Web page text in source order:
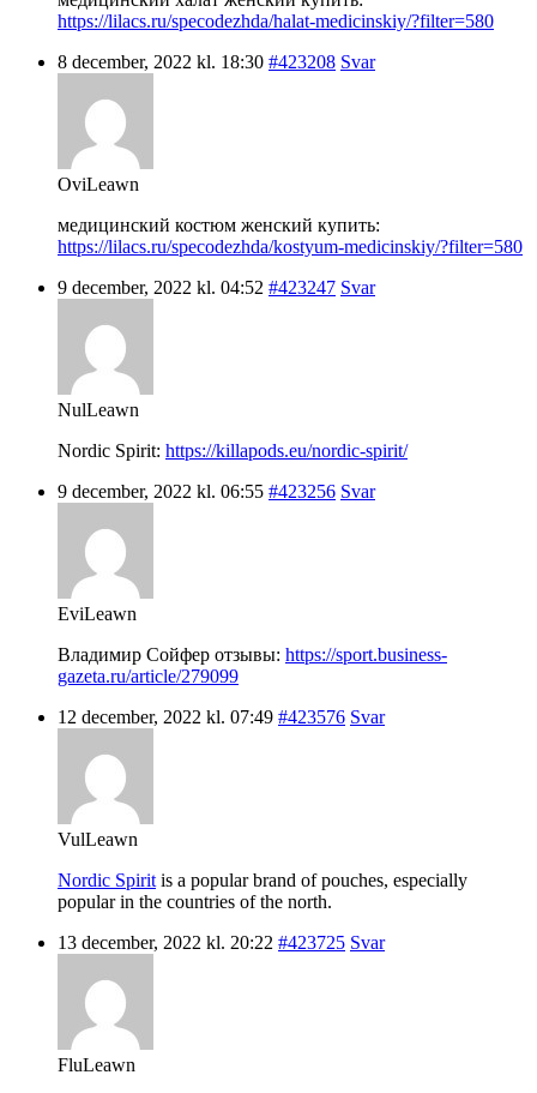
https://lilacs.ru/specodezhda/halat-medicinskiy/?filter=580
8 december, 2022 kl. 18:30 #423208 Svar
OviLeawn
медицинский костюм женский купить:
https://lilacs.ru/specodezhda/kostyum-medicinskiy/?filter=580
9 december, 2022 kl. 04:52 #423247 Svar
NulLeawn
Nordic Spirit: https://killapods.eu/nordic-spirit/
9 december, 2022 kl. 06:55 #423256 Svar
EviLeawn
Владимир Сойфер отзывы: https://sport.business-
gazeta.ru/article/279099
12 december, 2022 kl. 07:49 #423576 Svar
VulLeawn
Nordic Spirit is a popular brand of pouches, especially
popular in the countries of the north.
13 december, 2022 kl. 20:22 #423725 Svar
FluLeawn